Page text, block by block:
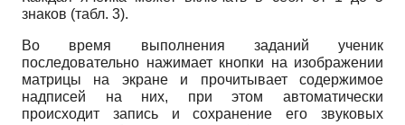
знаков (табл. 3).
Во время выполнения заданий ученик
последовательно нажимает кнопки на изображении
матрицы на экране и прочитывает содержимое
надписей на них, при этом автоматически
происходит запись и сохранение его звуковых